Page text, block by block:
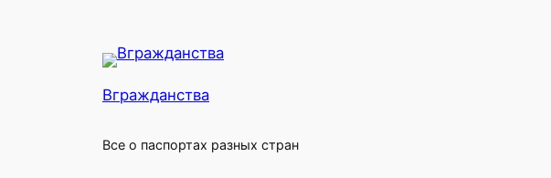
Вгражданства
Все о паспортах разных стран